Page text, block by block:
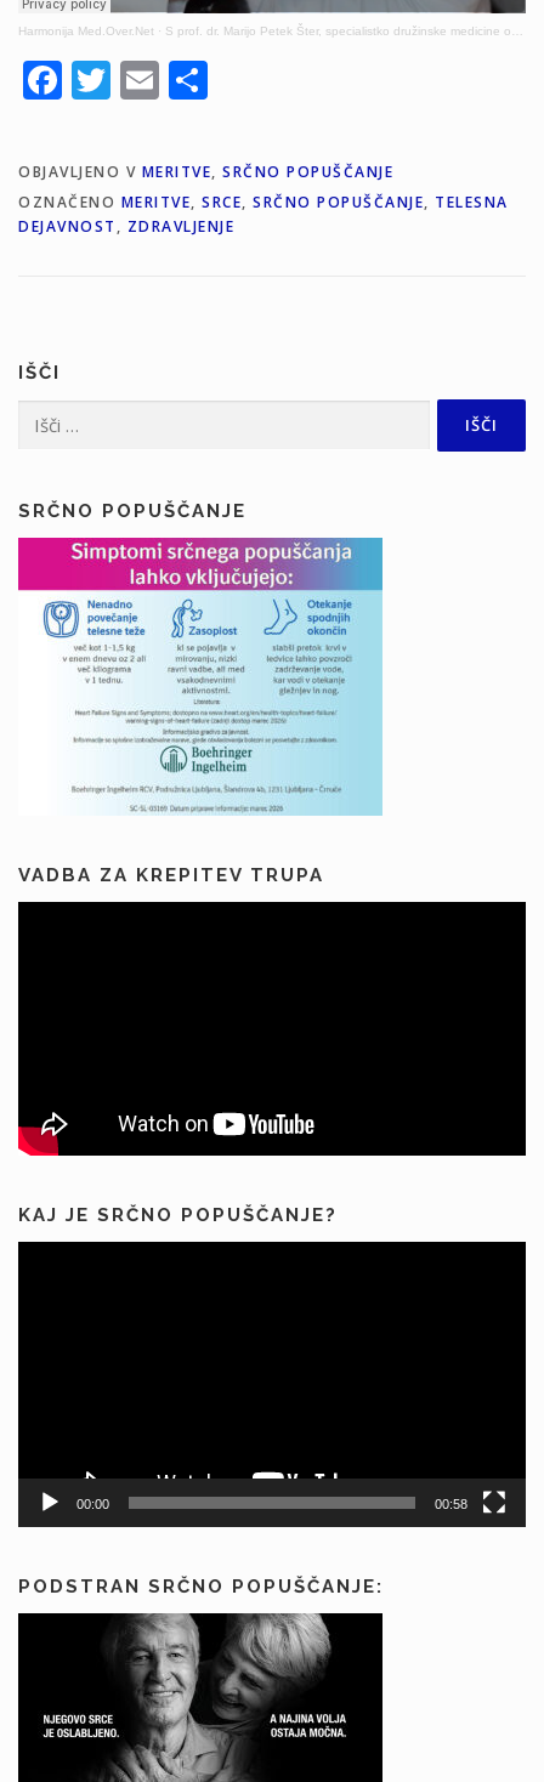
Harmonija Med.Over.Net · S prof. dr. Marijo Petek Šter, specialistko družinske medicine o srčnem popuščanju
Facebook
Twitter
Email
OBJAVLJENO V MERITVE, SRČNO POPUŠČANJE
OZNAČENO MERITVE, SRCE, SRČNO POPUŠČANJE, TELESNA
DEJAVNOST , ZDRAVLJENJE
IŠČI
SRČNO POPUŠČANJE
VADBA ZA KREPITEV TRUPA
KAJ JE SRČNO POPUŠČANJE?
00:00 00:58
PODSTRAN SRČNO POPUŠČANJE: